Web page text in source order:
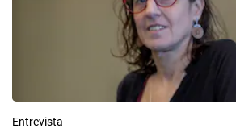
Entrevista